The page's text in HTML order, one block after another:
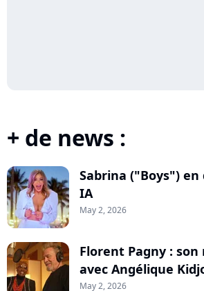
+ de news :
Sabrina ("Boys") en
IA
May 2, 2026
Florent Pagny :
avec Angélique
May 2, 2026